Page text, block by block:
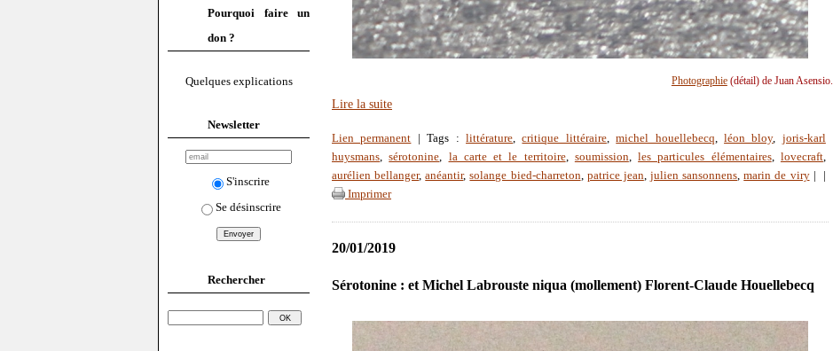
Pourquoi faire un
don ?
Quelques explications
Newsletter
S'inscrire
Se désinscrire
Rechercher
Photographie(détail) de Juan Asensio.
Lire la suite
Lien permanent | Tags :littérature,critique littéraire,michel houellebecq,léon bloy, joris-karl
huysmans,sérotonine, la carte et le territoire, soumission,les particules élémentaires, lovecraft,
aurélien bellanger,anéantir,solange bied-charreton, patrice jean, julien sansonnens,marin de viry|
Imprimer
20/01/2019
Sérotonine : et Michel Labrouste niqua (mollement) Florent-Claude Houellebecq